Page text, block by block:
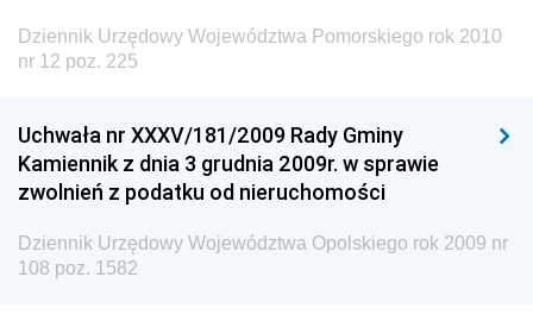
Dziennik Urzędowy Województwa Pomorskiego rok 2010
nr 12 poz. 225
Uchwała nr XXXV/181/2009 Rady Gminy
Kamiennik z dnia 3 grudnia 2009r. w sprawie
zwolnień z podatku od nieruchomości
Dziennik Urzędowy Województwa Opolskiego rok 2009 nr
108 poz. 1582